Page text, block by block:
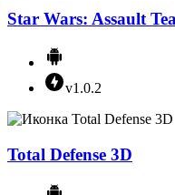
Star Wars: Assault
v1.0.2
Total Defense 3D